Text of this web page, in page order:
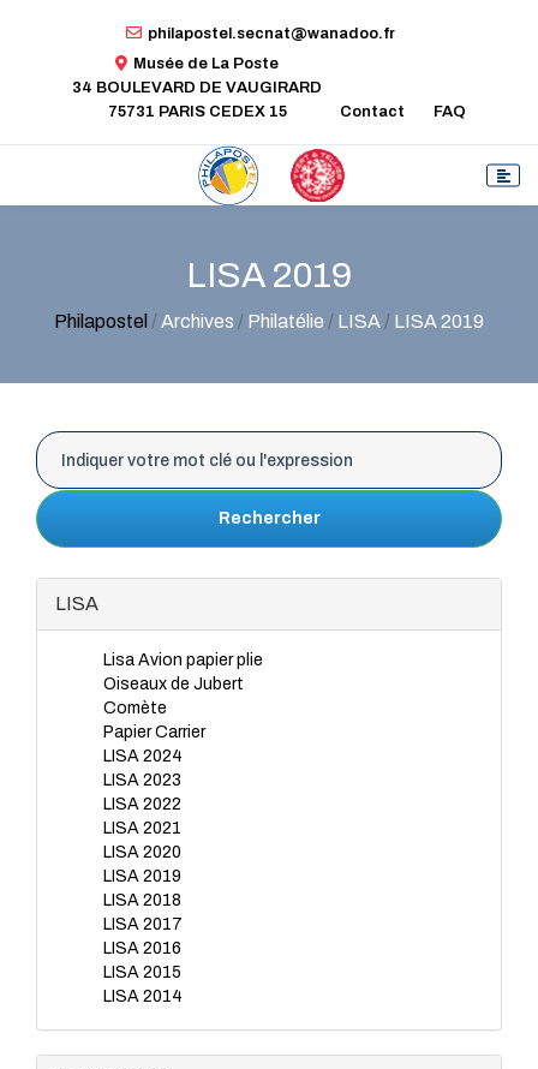
philapostel.secnat@wanadoo.fr
Musée de La Poste
34 BOULEVARD DE VAUGIRARD
75731 PARIS CEDEX 15
Contact FAQ
LISA 2019
Philapostel /Archives / Philatélie / LISA / LISA 2019
Rechercher
LISA
Lisa Avion papier plie
Oiseaux de Jubert
Comète
Papier Carrier
LISA 2024
LISA 2023
LISA 2022
LISA 2021
LISA 2020
LISA 2019
LISA 2018
LISA 2017
LISA 2016
LISA 2015
LISA 2014